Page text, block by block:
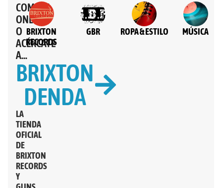
COMPRA
ONLINE
O
ACÉRCATE
A...
BRIXTON
DENDA
LA
TIENDA
OFICIAL
DE
BRIXTON
RECORDS
Y
BRIXTON
RECORDS
GBR ROPA & ESTILO MÚSICA